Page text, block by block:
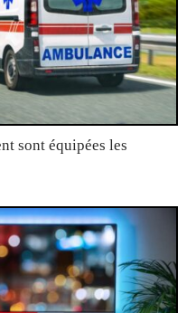
sont équipées les